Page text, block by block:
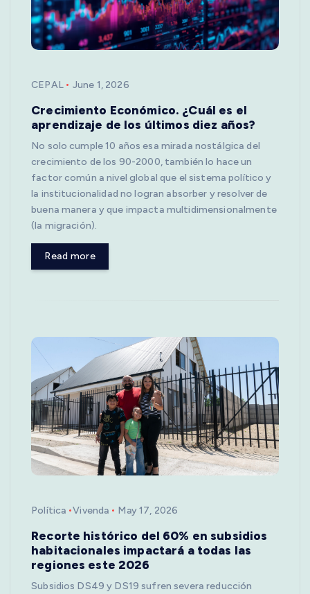
CEPAL June 1, 2026
Crecimiento Económico. ¿Cuál es el
aprendizaje de los últimos diez años?
No solo cumple 10 años esa mirada nostálgica del
crecimiento de los 90-2000, también lo hace un
factor común a nivel global que el sistema político y
la institucionalidad no logran absorber y resolver de
buena manera y que impacta multidimensionalmente
(la migración).
Read more
Política Vivenda May 17, 2026
Recorte histórico del 60% en subsidios
habitacionales impactará a todas las
regiones este 2026
Subsidios DS49 y DS19 sufren severa reducción